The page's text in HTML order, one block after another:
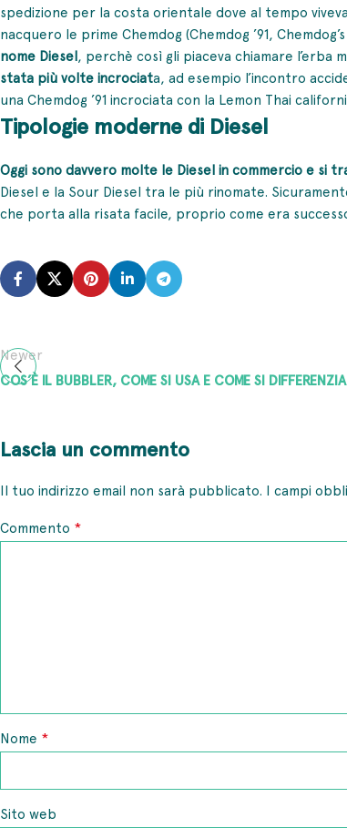
spedizione per la costa orientale dove al tempo
nacquero le prime Chemdog (Chemdog ’91,
nome Diesel, perchè così gli piaceva chiamare l’erba
stata più volte incrociata, ad esempio l’incontro
una Chemdog ’91 incrociata con la Lemon Thai
Tipologie moderne di Diesel
Oggi sono davvero molte le Diesel in commercio e si
Diesel e la Sour Diesel tra le più rinomate.
che porta alla risata facile, proprio come era
Newer
COS’È IL BUBBLER, COME SI USA E COME SI
Lascia un commento
Il tuo indirizzo email non sarà pubblicato. I campi
Commento *
Nome *
Sito web